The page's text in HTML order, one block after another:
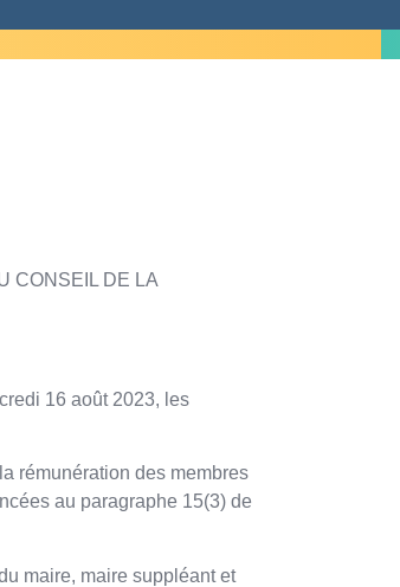
CONSEIL DE LA
16 août 2023, les
rémunération des membres
au paragraphe 15(3) de
maire, maire suppléant et